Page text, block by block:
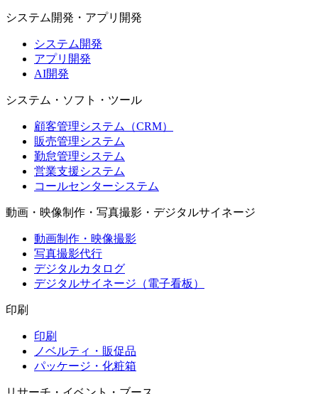
システム開発・アプリ開発
システム開発
アプリ開発
AI開発
システム・ソフト・ツール
顧客管理システム（CRM）
販売管理システム
勤怠管理システム
営業支援システム
コールセンターシステム
動画・映像制作・写真撮影・デジタルサイネージ
動画制作・映像撮影
写真撮影代行
デジタルカタログ
デジタルサイネージ（電子看板）
印刷
印刷
ノベルティ・販促品
パッケージ・化粧箱